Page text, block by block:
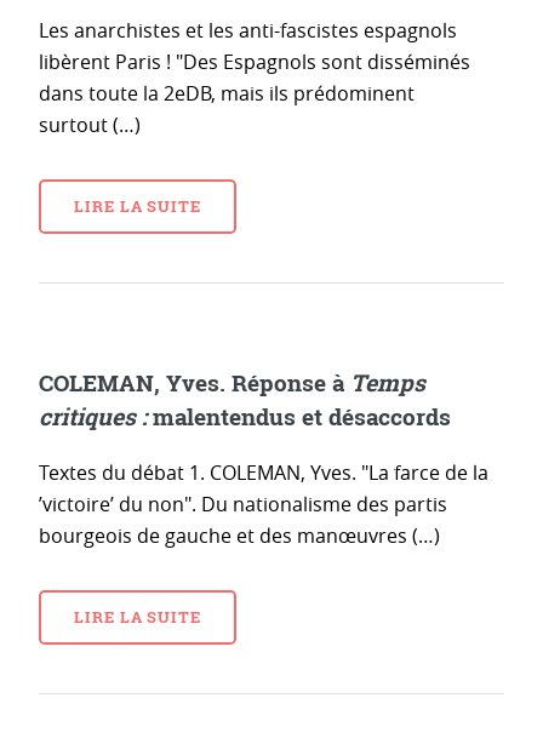
Les anarchistes et les anti-fascistes espagnols
libèrent Paris ! "Des Espagnols sont disséminés
dans toute la 2eDB, mais ils prédominent
surtout (…)
LIRE LA SUITE
COLEMAN, Yves. Réponse à Temps
critiques :malentendus et désaccords
Textes du débat 1. COLEMAN, Yves. "La farce de la
’victoire’ du non". Du nationalisme des partis
bourgeois de gauche et des manœuvres (…)
LIRE LA SUITE